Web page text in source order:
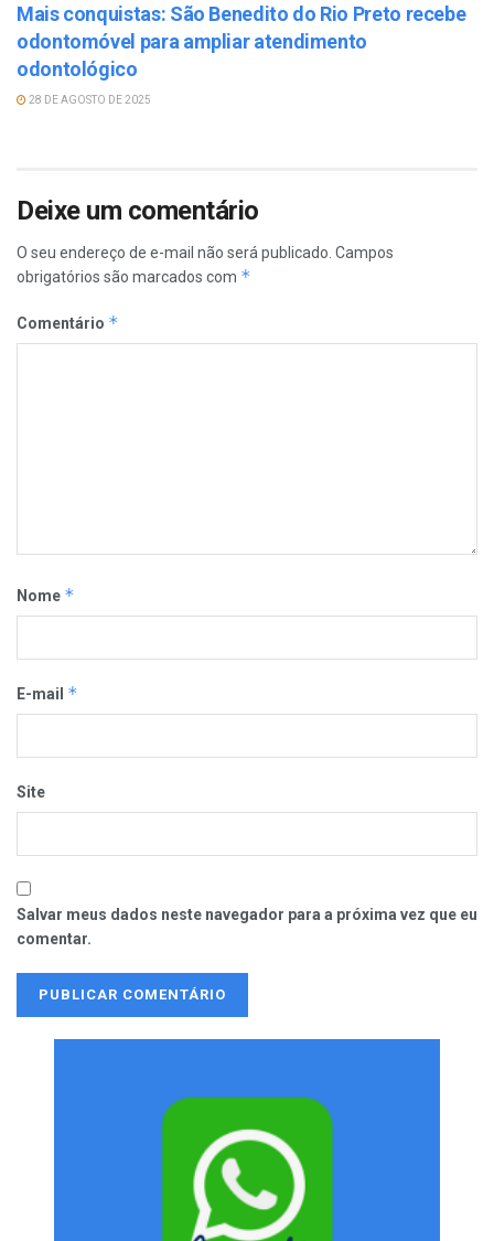
Mais conquistas: São Benedito do Rio Preto recebe
odontomóvel para ampliar atendimento
odontológico
28 DE AGOSTO DE 2025
Deixe um comentário
O seu endereço de e-mail não será publicado. Campos
obrigatórios são marcados com *
Comentário *
Nome *
E-mail *
Site
Salvar meus dados neste navegador para a próxima vez que eu
comentar.